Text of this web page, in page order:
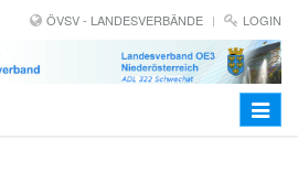
ÖVSV - LANDESVERBÄNDE LOGIN
Toggle